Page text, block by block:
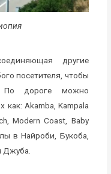
другие
посетителя, чтобы
По дороге можно
как: Akamba, Kampala
Modern Coast, Baby
в Найроби, Букоба,
Джуба.